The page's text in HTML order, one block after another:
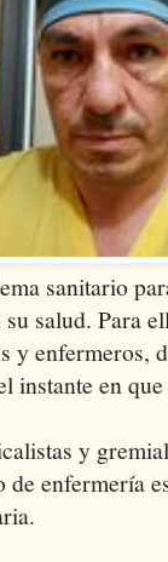
sanitario
salud. Para
y enfermeros,
instante en
y
enfermería